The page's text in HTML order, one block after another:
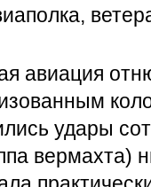
авиация
удары
вермахта)